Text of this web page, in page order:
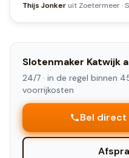
Thijs Jonker uit Zoetermeer·
Slotenmaker Katwijk
24/7 · in de regel binnen
voorrijkosten
Bel